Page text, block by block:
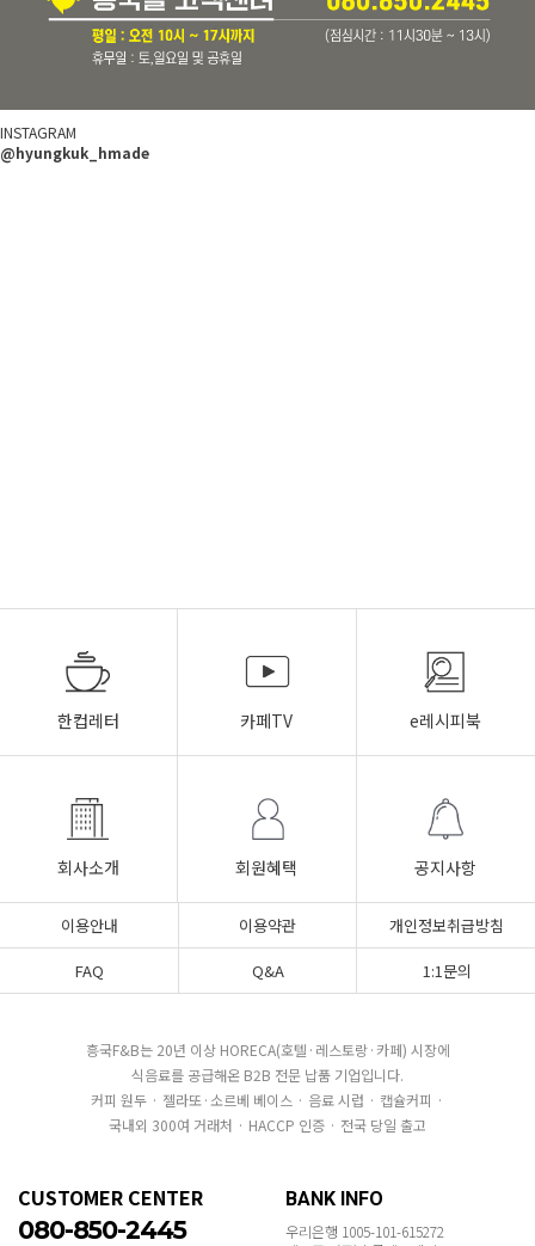
INSTAGRAM
@hyungkuk_hmade
한컵레터 카페TV e레시피북
회사소개 회원혜택 공지사항
이용안내 이용약관
개인정보취급방침
FAQ
Q&A 1:1문의
흥국F&B는 20년 이상 HORECA(호텔·레스토랑·카페) 시장에
식음료를 공급해온 B2B 전문 납품 기업입니다.
커피 원두 · 젤라또·소르베 베이스 · 음료 시럽 · 캡슐커피 ·
국내외 300여 거래처 · HACCP 인증 · 전국 당일 출고
CUSTOMER CENTER
080-850-2445
BANK INFO
우리은행 1005-101-615272